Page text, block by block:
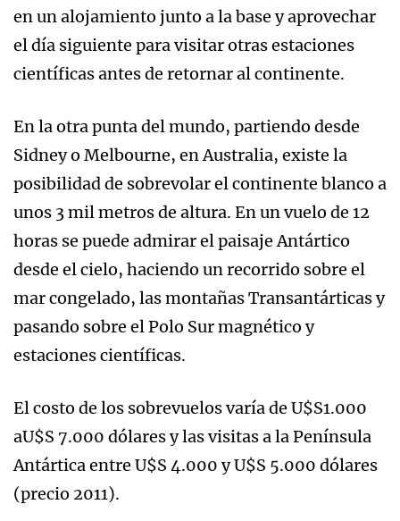
en un alojamiento junto a la base y aprovechar
el día siguiente para visitar otras estaciones
científicas antes de retornar al continente.
En la otra punta del mundo, partiendo desde
Sidney o Melbourne, en Australia, existe la
posibilidad de sobrevolar el continente blanco a
unos 3 mil metros de altura. En un vuelo de 12
horas se puede admirar el paisaje Antártico
desde el cielo, haciendo un recorrido sobre el
mar congelado, las montañas Transantárticas y
pasando sobre el Polo Sur magnético y
estaciones científicas.
El costo de los sobrevuelos varía de U$S1.000
aU$S 7.000 dólares y las visitas a la Península
Antártica entre U$S 4.000 y U$S 5.000 dólares
(precio 2011).